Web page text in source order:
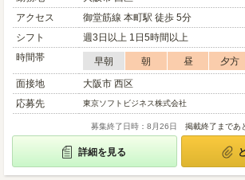
アクセス
御堂筋線 本町駅 徒歩 5分
シフト
週3日以上 1日5時間以上
時間帯
早朝 朝 昼 夕方
面接地
大阪市 西区
応募先
東京ソフトビジネス株式会社
募集終了日時：8月26日 掲載終了まであ
詳細を見る